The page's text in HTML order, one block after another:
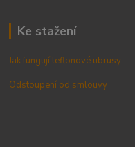
Ke stažení
Jak fungují teflonové ubrusy
Odstoupení od smlouvy